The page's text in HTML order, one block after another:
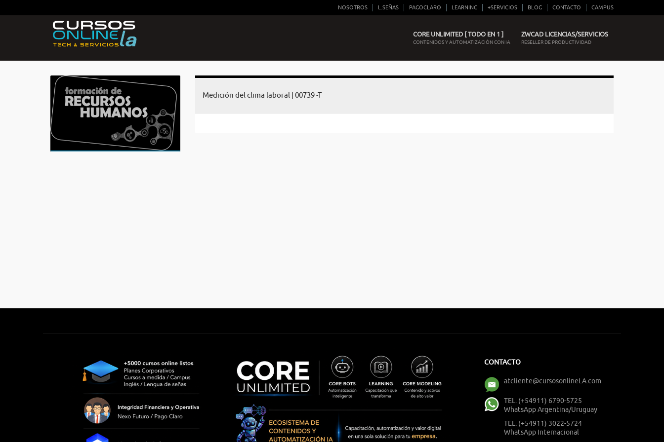
NOSOTROS L.SEÑAS PAGOCLARO LEARNINC +SERVICIOS BLOG CONTACTO CAMPUS
CORE UNLIMITED [ TODO EN 1 ]
CONTENIDOS Y AUTOMATIZACIÓN CON IA
ZWCAD LICENCIAS/SERVICIOS
RESELLER DE PRODUCTIVIDAD
Medición del clima laboral | 00739 -T
CONTACTO
atcliente@cursosonlineLA.com
TEL. (+54911) 6790-5725
WhatsApp Argentina/Uruguay
TEL. (+54911) 3022-5724
WhatsApp Internacional